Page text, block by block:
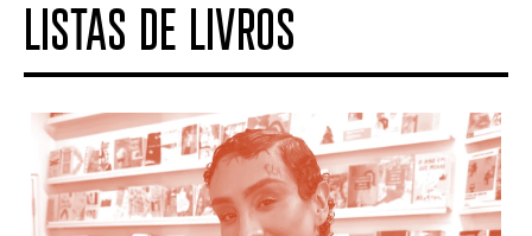
LISTAS DE LIVROS